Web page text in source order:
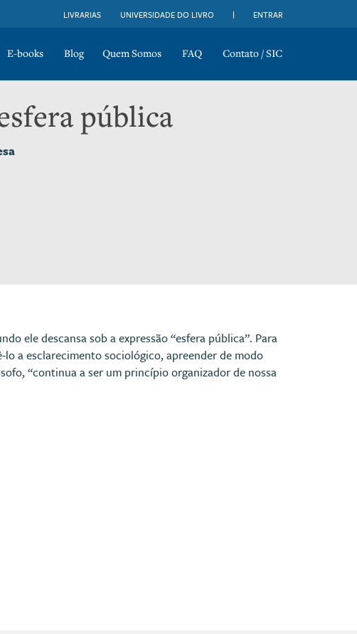
LIVRARIAS UNIVERSIDADE DO LIVRO ENTRAR
E-books Blog Quem Somos FAQ Contato / SIC
pública
ele descansa sob a expressão “esfera pública”. Para
a esclarecimento sociológico, apreender de modo
“continua a ser um princípio organizador de nossa